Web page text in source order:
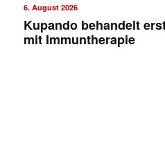
6. August 2026
Kupando behandelt
mit Immuntherapie